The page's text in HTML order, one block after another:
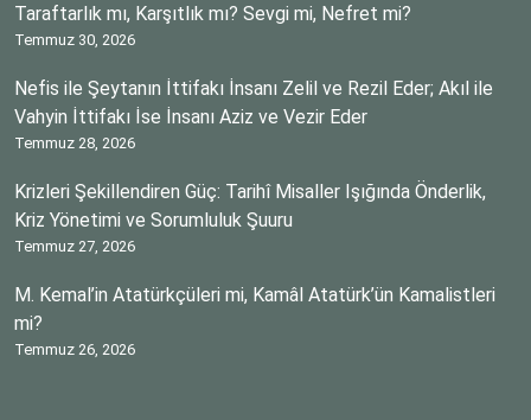
Taraftarlık mı, Karşıtlık mı? Sevgi mi, Nefret mi?
Temmuz 30, 2026
Nefis ile Şeytanın İttifakı İnsanı Zelil ve Rezil Eder; Akıl ile
Vahyin İttifakı İse İnsanı Aziz ve Vezir Eder
Temmuz 28, 2026
Krizleri Şekillendiren Güç: Tarihî Misaller Işığında Önderlik,
Kriz Yönetimi ve Sorumluluk Şuuru
Temmuz 27, 2026
M. Kemal’in Atatürkçüleri mi, Kamâl Atatürk’ün Kamalistleri
mi?
Temmuz 26, 2026